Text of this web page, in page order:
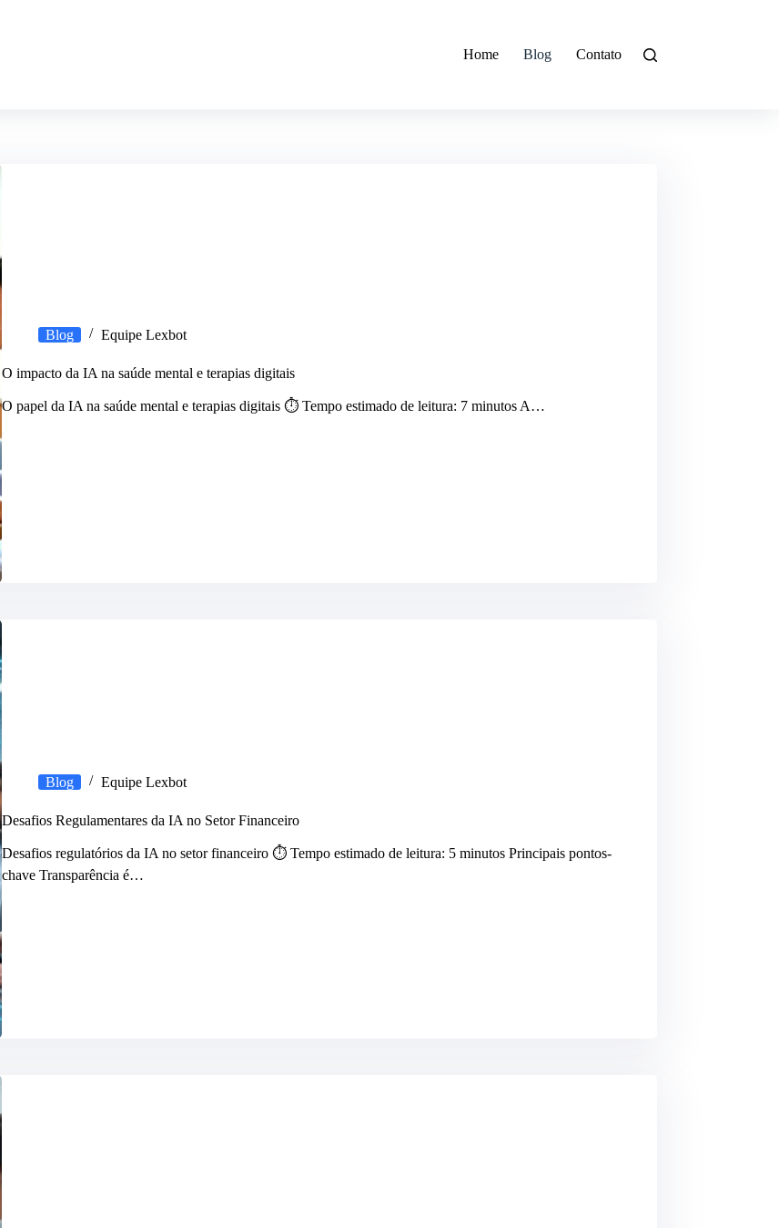
Home Blog Contato
Blog Equipe Lexbot
O impacto da IA na saúde mental e terapias digitais
O papel da IA na saúde mental e terapias digitais ⏱️ Tempo estimado de leitura: 7 minutos A…
Blog Equipe Lexbot
Desafios Regulamentares da IA no Setor Financeiro
Desafios regulatórios da IA no setor financeiro ⏱️ Tempo estimado de leitura: 5 minutos Principais pontos-
chave Transparência é…